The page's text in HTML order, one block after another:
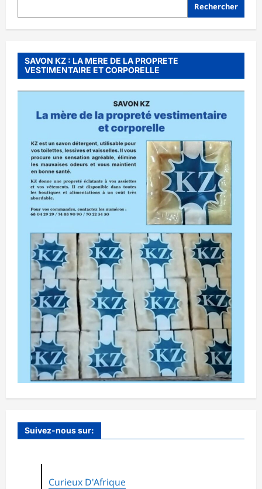
Rechercher
SAVON KZ : LA MERE DE LA PROPRETE
VESTIMENTAIRE ET CORPORELLE
Suivez-nous sur:
Curieux D'Afrique